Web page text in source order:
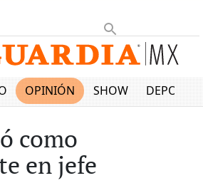
OPINIÓN SHOW
como
en jefe